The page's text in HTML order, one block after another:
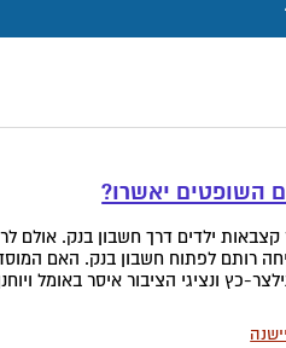
ילדים דרך חשבון בנק. אולם
רותם לפתוח חשבון בנק. האם
כץ ונציגי הציבור איסר באומל